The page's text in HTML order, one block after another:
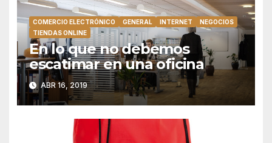
COMERCIO ELECTRÓNICO GENERAL INTERNET
NEGOCIOS
TIENDAS ONLINE
En lo que no debemos
escatimar en una oficina
ABR 16, 2019